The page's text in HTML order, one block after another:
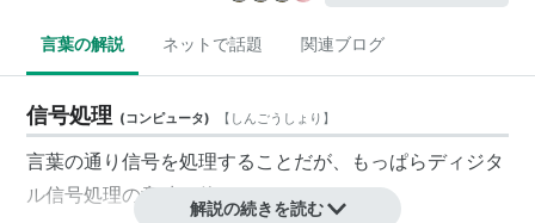
言葉の解説 ネットで話題 関連ブログ
信号処理 (コンピュータ) 【 しんごうしょり 】
言葉の通り信号を処理することだが、もっぱらディジタ
ル信号処理の意味で使われる→DSP
解説の続きを読む